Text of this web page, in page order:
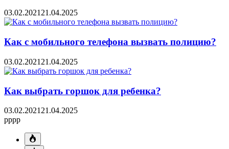
03.02.2021 21.04.2025
Как с мобильного телефона вызвать полицию?
03.02.2021 21.04.2025
Как выбрать горшок для ребенка?
03.02.2021 21.04.2025
pppp